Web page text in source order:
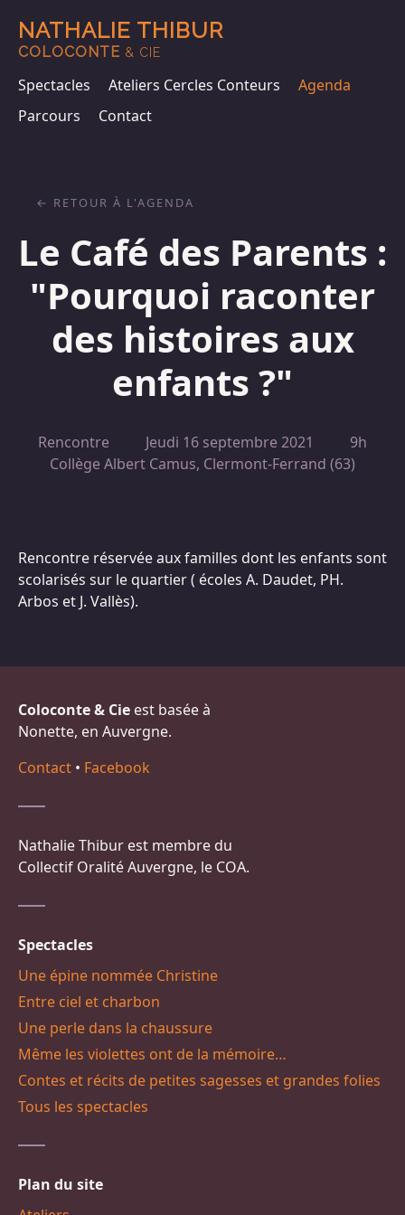
NATHALIE THIBUR
COLOCONTE & CIE
Spectacles Ateliers Cercles Conteurs
Agenda
Parcours
Contact
Le Café des Parents :
"Pourquoi raconter
des histoires aux
enfants ?"
Rencontre Jeudi 16 septembre 2021
9h
Collège Albert Camus, Clermont-Ferrand (63)
RETOUR À L'AGENDA
Rencontre réservée aux familles dont les enfants sont
scolarisés sur le quartier ( écoles A. Daudet, PH.
Arbos et J. Vallès).
Coloconte & Cie est basée à
Nonette, en Auvergne.
Contact • Facebook
Nathalie Thibur est membre du
Collectif Oralité Auvergne, le COA.
Spectacles
Une épine nommée Christine
Entre ciel et charbon
Une perle dans la chaussure
Même les violettes ont de la mémoire…
Contes et récits de petites sagesses et grandes folies
Tous les spectacles
Plan du site